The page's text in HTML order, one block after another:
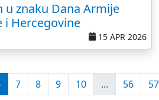
u znaku Dana Armije
i Hercegovine
15 APR 2026
7 8 9 10 ... 56 57